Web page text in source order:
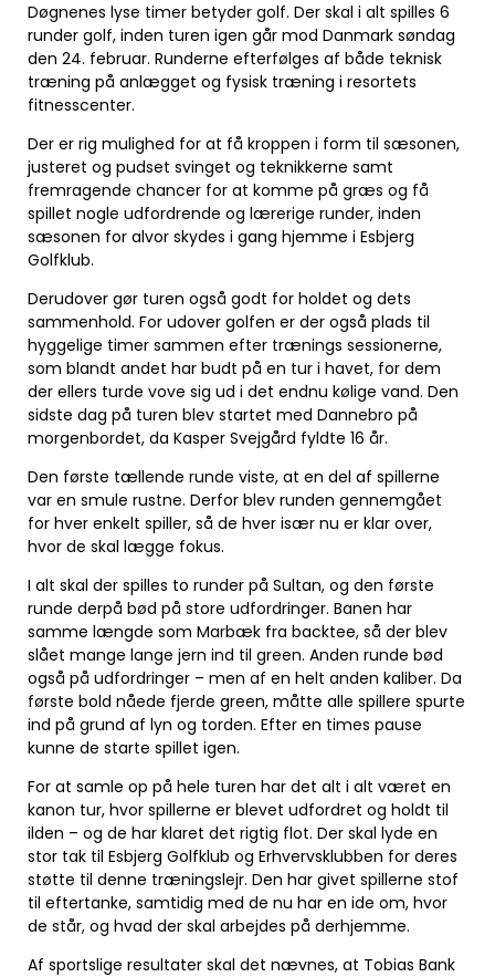
Døgnenes lyse timer betyder golf. Der skal i alt spilles 6
runder golf, inden turen igen går mod Danmark søndag
den 24. februar. Runderne efterfølges af både teknisk
træning på anlægget og fysisk træning i resortets
fitnesscenter.
Der er rig mulighed for at få kroppen i form til sæsonen,
justeret og pudset svinget og teknikkerne samt
fremragende chancer for at komme på græs og få
spillet nogle udfordrende og lærerige runder, inden
sæsonen for alvor skydes i gang hjemme i Esbjerg
Golfklub.
Derudover gør turen også godt for holdet og dets
sammenhold. For udover golfen er der også plads til
hyggelige timer sammen efter trænings sessionerne,
som blandt andet har budt på en tur i havet, for dem
der ellers turde vove sig ud i det endnu kølige vand. Den
sidste dag på turen blev startet med Dannebro på
morgenbordet, da Kasper Svejgård fyldte 16 år.
Den første tællende runde viste, at en del af spillerne
var en smule rustne. Derfor blev runden gennemgået
for hver enkelt spiller, så de hver især nu er klar over,
hvor de skal lægge fokus.
I alt skal der spilles to runder på Sultan, og den første
runde derpå bød på store udfordringer. Banen har
samme længde som Marbæk fra backtee, så der blev
slået mange lange jern ind til green. Anden runde bød
også på udfordringer – men af en helt anden kaliber. Da
første bold nåede fjerde green, måtte alle spillere spurte
ind på grund af lyn og torden. Efter en times pause
kunne de starte spillet igen.
For at samle op på hele turen har det alt i alt været en
kanon tur, hvor spillerne er blevet udfordret og holdt til
ilden – og de har klaret det rigtig flot. Der skal lyde en
stor tak til Esbjerg Golfklub og Erhvervsklubben for deres
støtte til denne træningslejr. Den har givet spillerne stof
til eftertanke, samtidig med de nu har en ide om, hvor
de står, og hvad der skal arbejdes på derhjemme.
Af sportslige resultater skal det nævnes, at Tobias Bank